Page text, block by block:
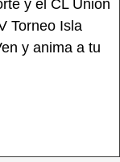
y el CL Unión
Torneo Isla
y anima a tu